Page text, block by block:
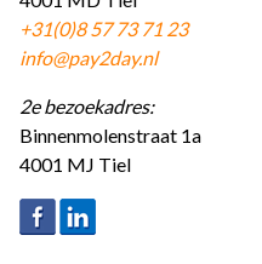
+31(0)8 57 73 71 23
info@pay2day.nl
2e bezoekadres:
Binnenmolenstraat 1a
4001 MJ Tiel